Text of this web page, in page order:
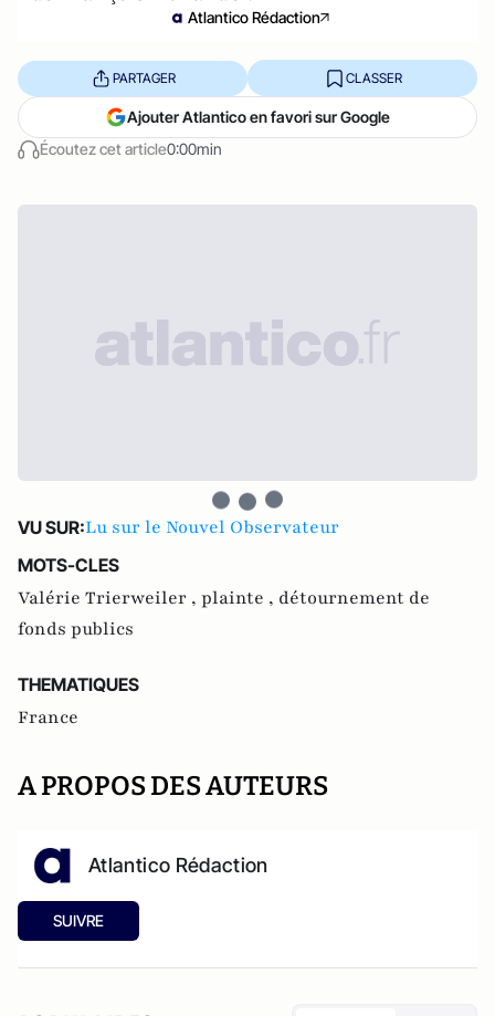
Atlantico Rédaction
Écoutez cet article0:00min
PARTAGER CLASSER
Ajouter Atlantico en favori sur Google
VU SUR:Lu sur le Nouvel Observateur
MOTS-CLES
Valérie Trierweiler , plainte , détournement de
fonds publics
THEMATIQUES
France
A PROPOS DES AUTEURS
Atlantico Rédaction
SUIVRE